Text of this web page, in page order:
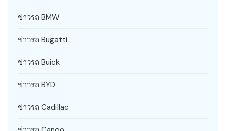
ข่าวรถ BMW
ข่าวรถ Bugatti
ข่าวรถ Buick
ข่าวรถ BYD
ข่าวรถ Cadillac